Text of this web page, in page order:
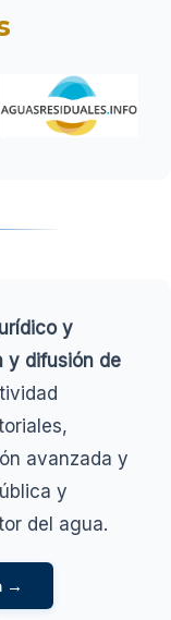
y
y difusión de
avanzada y
y
del agua.
→